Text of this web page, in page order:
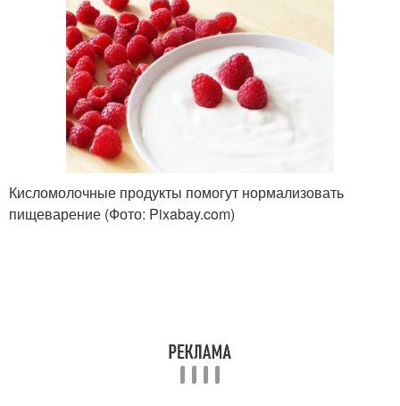
Кисломолочные продукты помогут нормализовать
пищеварение (Фото: Pixabay.com)